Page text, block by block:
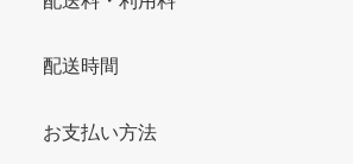
配送時間
お支払い方法